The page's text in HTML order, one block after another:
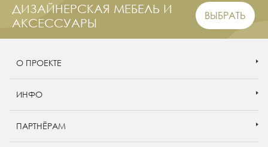
ДИЗАЙНЕРСКАЯ МЕБЕЛЬ И
АКСЕССУАРЫ
ВЫБРАТЬ
О ПРОЕКТЕ
ИНФО
ПАРТНЁРАМ